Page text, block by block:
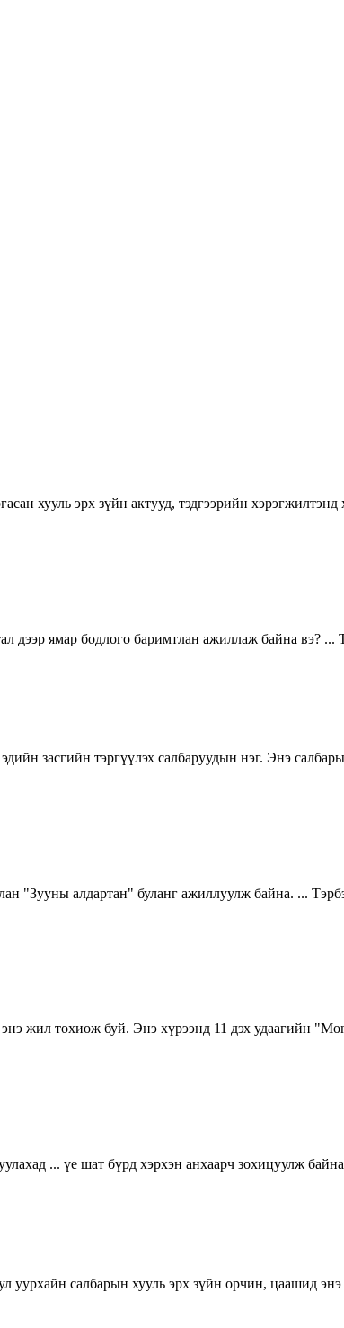
хууль эрх зүйн актууд, тэдгээрийн
дээр ямар бодлого баримтлан ажиллаж байна вэ? ...
засгийн тэргүүлэх салбаруудын нэг. Энэ
"Зууны алдартан" буланг ажиллуулж байна. ...
жил тохиож буй. Энэ хүрээнд 11 дэх удаагийн
... үе шат бүрд хэрхэн анхаарч зохицуулж
салбарын хууль эрх зүйн орчин, цаашид энэ